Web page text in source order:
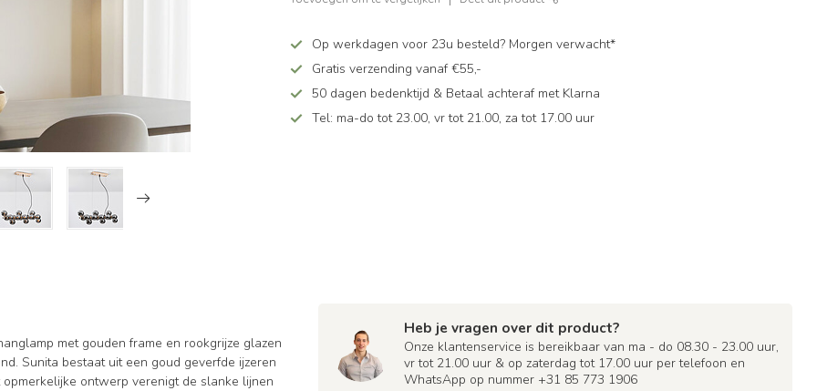
Op werkdagen voor 23u besteld? Morgen verwacht*
Gratis verzending vanaf €55,-
50 dagen bedenktijd & Betaal achteraf met Klarna
Tel: ma-do tot 23.00, vr tot 21.00, za tot 17.00 uur
met gouden frame en rookgrijze glazen
Sunita bestaat uit een goud geverfde ijzeren
ontwerp verenigt de slanke lijnen
Heb je vragen over dit product?
Onze klantenservice is bereikbaar van ma - do 08.30 - 23.00 uur,
vr tot 21.00 uur & op zaterdag tot 17.00 uur per telefoon en
WhatsApp op nummer +31 85 773 1906